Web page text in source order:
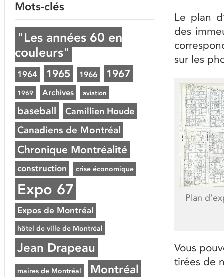
Le plan
des
sur les
Plan
Vous
tirées de
Mots-clés
"Les années 60 en
couleurs"
1964 1965 1966 1967
1969 Archives aviation
baseball Camillien Houde
Canadiens de Montréal
Chronique Montréalité
construction crise économique
Expo 67
Expos de Montréal
hôtel de ville de Montréal
Jean Drapeau
maires de Montréal Montréal